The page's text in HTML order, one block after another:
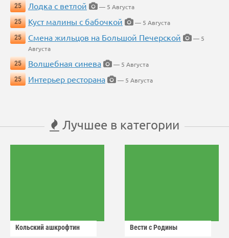
25
Лодка с ветлой
— 5 Августа
25
Куст малины с бабочкой
— 5 Августа
25
Смена жильцов на Большой Печерской
— 5
Августа
25
Волшебная синева
— 5 Августа
25
Интерьер ресторана — 5 Августа
Лучшее в категории
Кольский ашкрофтин Вести с Родины